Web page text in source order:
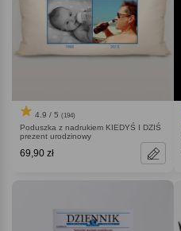
4.9 / 5 (194)
Poduszka z nadrukiem KIEDYŚ I DZIŚ
prezent urodzinowy
69,90 zł